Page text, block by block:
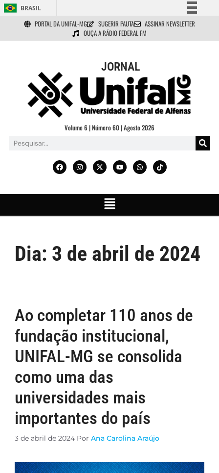
BRASIL
Simplifique!
Comunica BR
Acesso à informação
Legislação
Canais
PORTAL DA UNIFAL-MG SUGERIR PAUTA
ASSINAR NEWSLETTER
OUÇA A RÁDIO FEDERAL FM
JORNAL
Volume 6 | Número 60 | Agosto 2026
Dia: 3 de abril de 2024
Ao completar 110 anos de
fundação institucional,
UNIFAL-MG se consolida
como uma das
universidades mais
importantes do país
3 de abril de 2024 Por Ana Carolina Araújo